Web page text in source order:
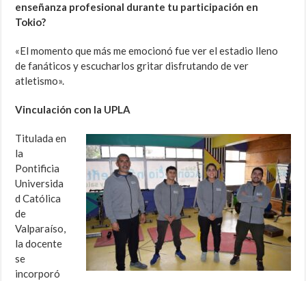
enseñanza profesional durante tu participación en
Tokio?
«El momento que más me emocionó fue ver el estadio lleno
de fanáticos y escucharlos gritar disfrutando de ver
atletismo».
Vinculación con la UPLA
Titulada en
la
Pontificia
Universida
d Católica
de
Valparaíso,
la docente
se
incorporó